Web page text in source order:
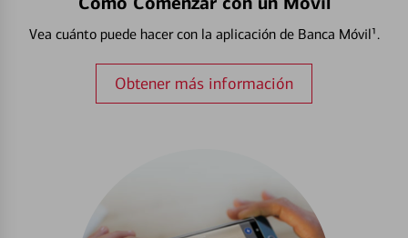
Vea cuánto puede hacer con la aplicación de Banca Móvil¹.
Obtener más información